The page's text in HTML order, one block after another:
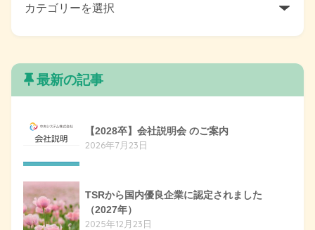
最新の記事
【2028卒】会社説明会 のご案内
2026年7月23日
TSRから国内優良企業に認定されました
（2027年）
2025年12月23日